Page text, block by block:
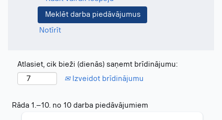
Notīrīt
Atlasiet, cik bieži (dienās) saņemt brīdinājumu:
Izveidot brīdinājumu
Rāda 1.–10. no 10 darba piedāvājumiem